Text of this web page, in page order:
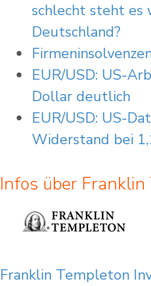
schlecht steht es
Deutschland?
EUR/USD: US-
Dollar deutlich
EUR/USD: US-
Widerstand bei
Infos über
Franklin Templeton